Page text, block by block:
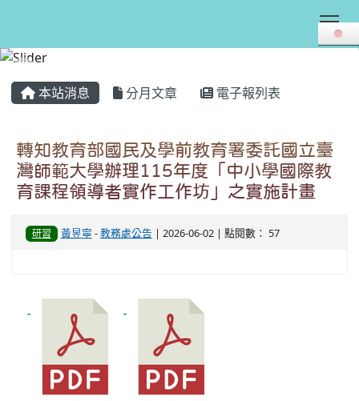
本站消息 分月文章 電子報列表
轉知教育部國民及學前教育署委託國立臺
灣師範大學辦理115年度「中小學國際教
育課程領導者實作工作坊」之實施計畫
研習 黃昱寧 -教務處公告 | 2026-06-02 | 點閱數： 57